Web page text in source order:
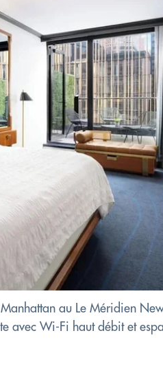
au Le Méridien
avec Wi-Fi haut débit et